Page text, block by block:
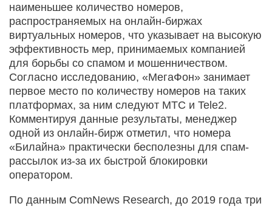
наименьшее количество номеров,
распространяемых на онлайн-биржах
виртуальных номеров, что указывает на высокую
эффективность мер, принимаемых компанией
для борьбы со спамом и мошенничеством.
Согласно исследованию, «МегаФон» занимает
первое место по количеству номеров на таких
платформах, за ним следуют МТС и Tele2.
Комментируя данные результаты, менеджер
одной из онлайн-бирж отметил, что номера
«Билайна» практически бесполезны для спам-
рассылок из-за их быстрой блокировки
оператором.
По данным ComNews Research, до 2019 года три